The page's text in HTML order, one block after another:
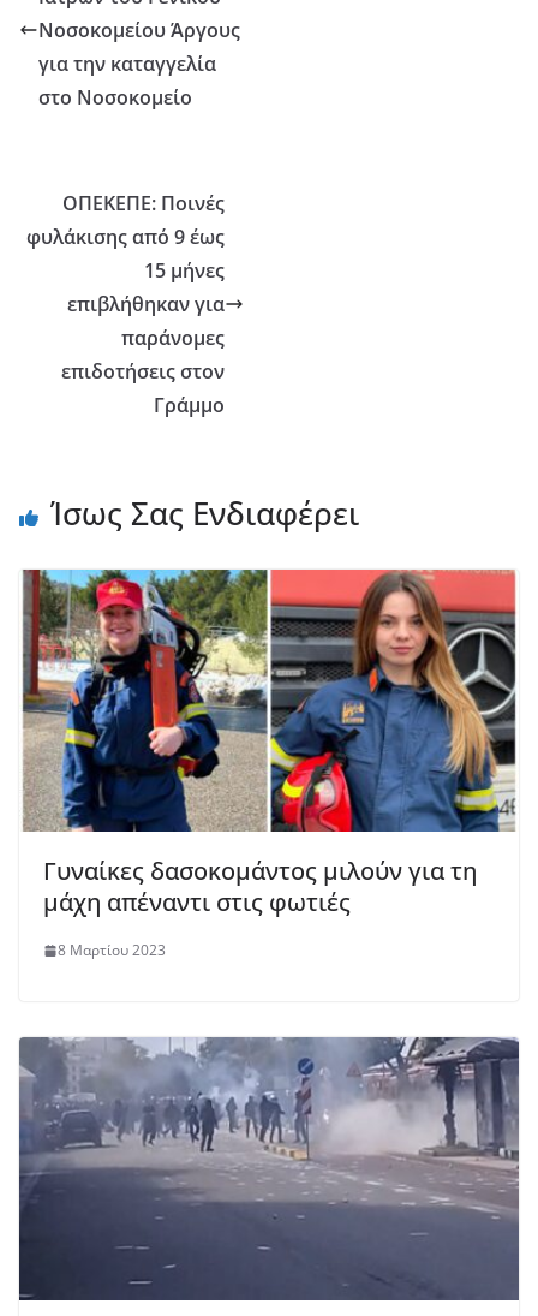
Νοσοκομείου Άργους
για την καταγγελία
στο Νοσοκομείο
ΟΠΕΚΕΠΕ: Ποινές
φυλάκισης από 9 έως
15 μήνες
επιβλήθηκαν για
παράνομες
επιδοτήσεις στον
Γράμμο
Ίσως Σας Ενδιαφέρει
Γυναίκες δασοκομάντος μιλούν για τη
μάχη απέναντι στις φωτιές
8 Μαρτίου 2023